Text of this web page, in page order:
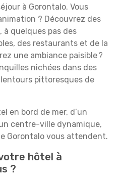
à Gorontalo. Vous
? Découvrez des
quelques pas des
des restaurants et de la
une ambiance paisible ?
nichées dans des
pittoresques de
en bord de mer, d’un
centre-ville dynamique,
Gorontalo vous attendent.
hôtel à
?